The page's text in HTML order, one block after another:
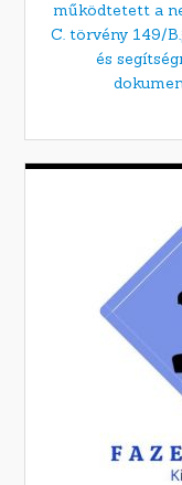
működtetett a
C. törvény 149/
és